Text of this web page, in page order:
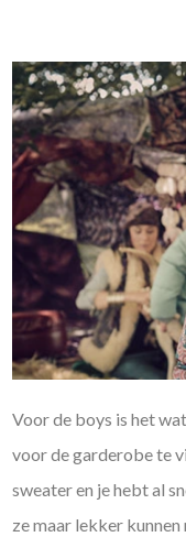
Voor de boys is het
voor de garderobe te
sweater en je hebt al
ze maar lekker kunnen